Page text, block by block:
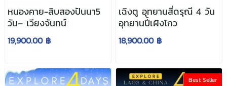
หนองคาย-สิบสองปันนา5
วัน– เวียงจันทน์
19,900.00 ฿
เฉิงตู อุทยานสี่ดรุณี 4 วัน
อุทยานปี้เผิงโกว
18,900.00 ฿
Best Seller